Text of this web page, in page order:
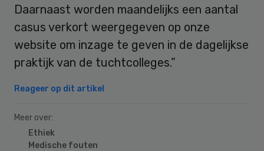
Daarnaast worden maandelijks een aantal
casus verkort weergegeven op onze
website om inzage te geven in de dagelijkse
praktijk van de tuchtcolleges.”
Reageer op dit artikel
Meer over:
Ethiek
Medische fouten